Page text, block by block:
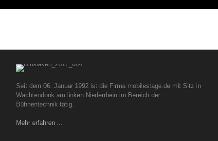
Seit dem 06. Januar 1992 ist die Firma mobilestage.de mit Sitz in
Wachtendonk am linken Niederrhein im Bereich der
Bühnentechnik tätig.
Mehr erfahren ...